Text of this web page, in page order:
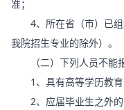
准；
4、所在省（市）已组
我院招生专业的除外）。
（二）下列人员不能报
1、具有高等学历教育
2、应届毕业生之外的